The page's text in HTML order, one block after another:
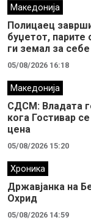
Македонија
Полицаец
буџетот,
ги земал за себе
05/08/2026 16:18
Македонија
СДСМ: Владата
кога Гостивар
цена
05/08/2026 15:20
Хроника
Државјанка на
Охрид
05/08/2026 14:59